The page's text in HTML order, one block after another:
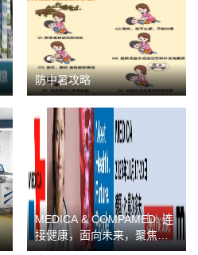
防中暑攻略
MEDICA & COMPAMED: 连
接健康，面向未来，聚焦人
本的全球医疗盛会